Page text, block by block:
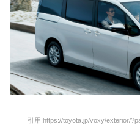
引用:https://toyota.jp/voxy/exterior/